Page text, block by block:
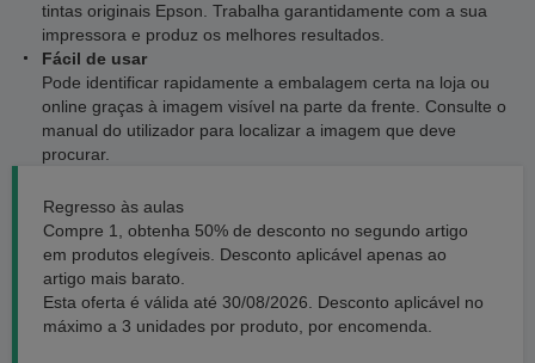
tintas originais Epson. Trabalha garantidamente com a sua
impressora e produz os melhores resultados.
Fácil de usar
Pode identificar rapidamente a embalagem certa na loja ou
online graças à imagem visível na parte da frente. Consulte o
manual do utilizador para localizar a imagem que deve
procurar.
Regresso às aulas
Compre 1, obtenha 50% de desconto no segundo artigo
em produtos elegíveis. Desconto aplicável apenas ao
artigo mais barato.
Esta oferta é válida até 30/08/2026. Desconto aplicável no
máximo a 3 unidades por produto, por encomenda.